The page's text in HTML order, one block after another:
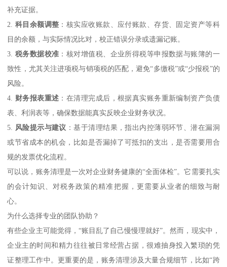
补充证据。
2. 科目余额调整 ：核实应收账款、应付账款、存货、固定资产等科
目的余额，与实际情况比对，校正错误分录或遗漏记账。
3. 税务数据校准 ：核对增值税、企业所得税等申报数据与账簿的一
致性，尤其关注进项税与销项税的匹配，避免“多缴税”或“少报税”的
风险。
4. 财务报表重述 ：在清理完成后，根据真实账务重新编制资产负债
表、利润表等，确保数据能真实反映企业财务状况。
5. 风险提示与建议 ：基于清理结果，指出内控薄弱环节、潜在漏洞
或节省成本的机会，比如是否漏掉了可抵扣的支出，是否需要用合
规的发票优化流程。
可以说，账务清理是一次对企业财务健康的“全面体检”。它需要扎实
的会计知识、对税务政策的精准把握，更需要从业者的细致与耐
心。
为什么选择专业的团队协助？
有些企业主可能觉得，“账目乱了自己慢慢理就好”。然而，现实中，
企业主的时间和精力往往被日常经营占据，很难抽身投入繁琐的凭
证整理工作中。更重要的是，账务清理涉及大量合规细节，比如“跨